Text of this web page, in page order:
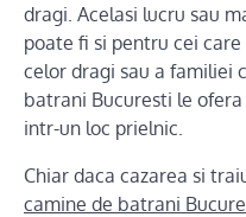
dragi. Acelasi lucru sau
poate fi si pentru cei
celor dragi sau a familiei
batrani Bucuresti le
intr-un loc prielnic.
Chiar daca cazarea si
camine de batrani